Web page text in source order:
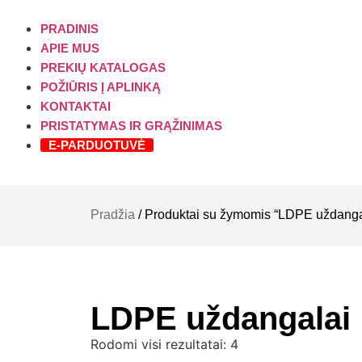
PRADINIS
APIE MUS
PREKIŲ KATALOGAS
POŽIŪRIS Į APLINKĄ
KONTAKTAI
PRISTATYMAS IR GRĄŽINIMAS
E-PARDUOTUVĖ
Pradžia / Produktai su žymomis “LDPE
LDPE uždangalai
Rodomi visi rezultatai: 4